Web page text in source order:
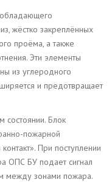
обладающего
жёстко закреплённых
проёма, а также
Эти элементы
из углеродного
и предотвращает
состоянии. Блок
пожарной
При поступлении
ОПС БУ подает сигнал
между зонами пожара.